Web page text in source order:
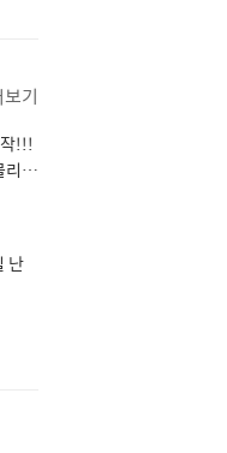
보기
!!!
리학
난